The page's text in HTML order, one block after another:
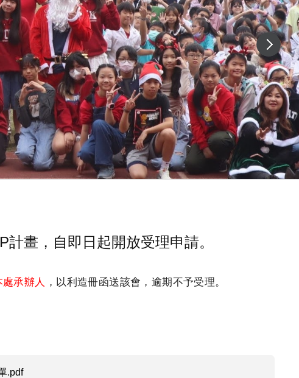
畫，自即日起開放受理申請。
承辦人 ，以利造冊函送該會，逾期不予受理。
.pdf